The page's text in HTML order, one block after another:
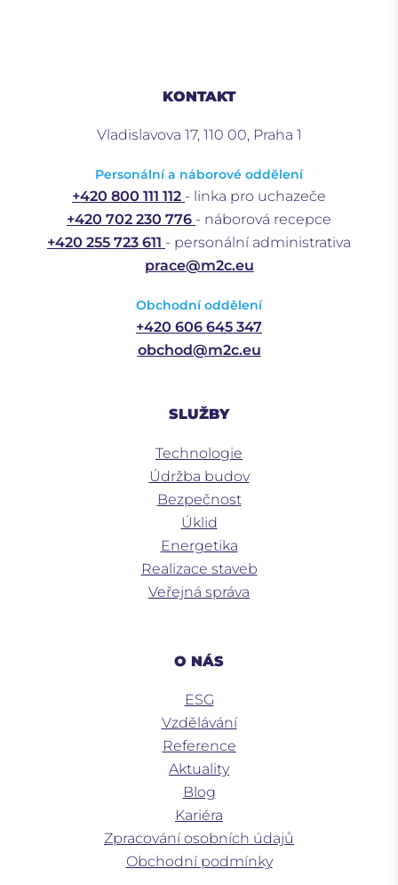
KONTAKT
Vladislavova 17, 110 00, Praha 1
Personální a náborové oddělení
+420 800 111 112 - linka pro uchazeče
+420 702 230 776 - náborová recepce
+420 255 723 611 - personální administrativa
prace@m2c.eu
Obchodní oddělení
+420 606 645 347
obchod@m2c.eu
SLUŽBY
Technologie
Údržba budov
Bezpečnost
Úklid
Energetika
Realizace staveb
Veřejná správa
O NÁS
ESG
Vzdělávání
Reference
Aktuality
Blog
Kariéra
Zpracování osobních údajů
Obchodní podmínky